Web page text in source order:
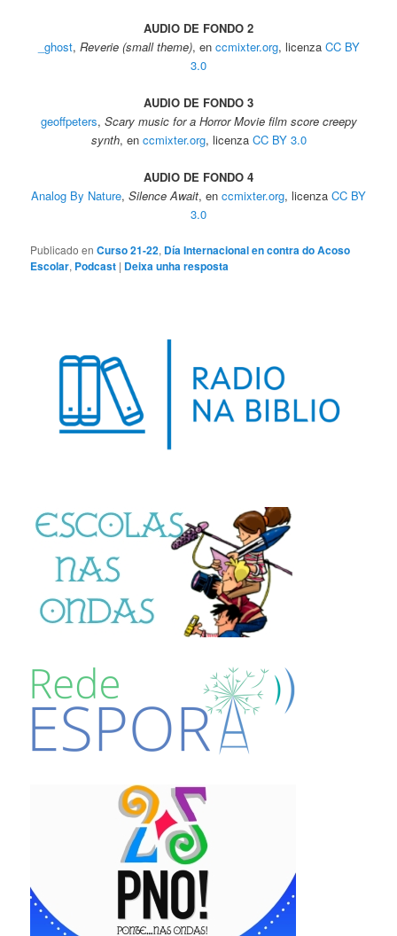
AUDIO DE FONDO 2
_ghost, Reverie (small theme), en ccmixter.org, licenza CC BY
3.0
AUDIO DE FONDO 3
geoffpeters, Scary music for a Horror Movie film score creepy
synth, en ccmixter.org, licenza CC BY 3.0
AUDIO DE FONDO 4
Analog By Nature, Silence Await, en ccmixter.org, licenza CC BY
3.0
Publicado en Curso 21-22, Día Internacional en contra do Acoso
Escolar, Podcast | Deixa unha resposta